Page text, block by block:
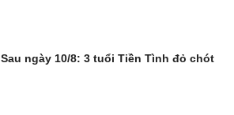
Sau ngày 10/8: 3 tuổi Tiền Tình đỏ chót